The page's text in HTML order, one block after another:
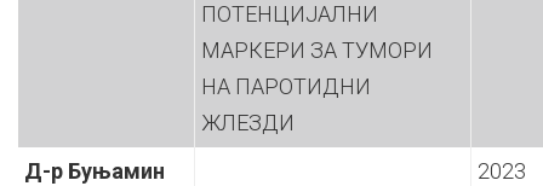
ПОТЕНЦИЈАЛНИ
МАРКЕРИ ЗА ТУМОРИ
НА ПАРОТИДНИ
ЖЛЕЗДИ
Д-р Буњамин
2023